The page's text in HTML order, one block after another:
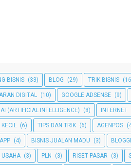
BISNIS (33) BLOG (29) TRIK BISNIS
DIGITAL (10) GOOGLE ADSENSE (9)
(ARTIFICIAL INTELLIGENCE) (8) INTERNET
KECIL (6) TIPS DAN TRIK (6) AGENPOS
(4) BISNIS JUALAN MADU (3)
USAHA (3) PLN (3) RISET PASAR (3)